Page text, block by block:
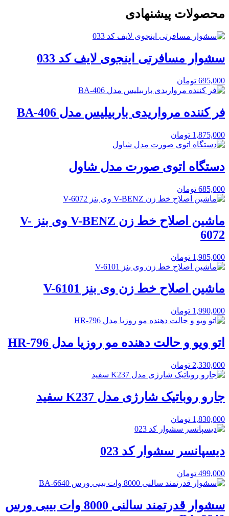
محصولات پیشنهادی
سشوار مسافرتی اینجوی لایف کد 033
695,000 تومان
فر کننده مرواریدی باربیلیس مدل BA-406
1,875,000 تومان
دستگاه اتوی صورت مدل شاول
685,000 تومان
ماشین اصلاح خط زن V-BENZ وی بنز V-
6072
1,985,000 تومان
ماشین اصلاح خط زن وی بنز V-6101
1,990,000 تومان
اتو ویو و حالت دهنده مو روزیا مدل HR-796
2,330,000 تومان
جارو روباتیک شارژی مدل K237 سفید
1,830,000 تومان
دیسپانسر سشوار کد 023
499,000 تومان
سشوار قدرتمند سالنی 8000 وات بیبی ورس